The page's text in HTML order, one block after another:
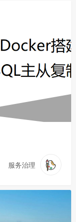
服务治理